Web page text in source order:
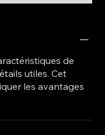
de
utiles. Cet
les avantages